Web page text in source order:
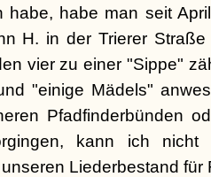
habe, habe man seit
H. in der Trierer
vier zu einer "Sippe"
"einige Mädels"
Pfadfinderbünden
kann ich
Liederbestand